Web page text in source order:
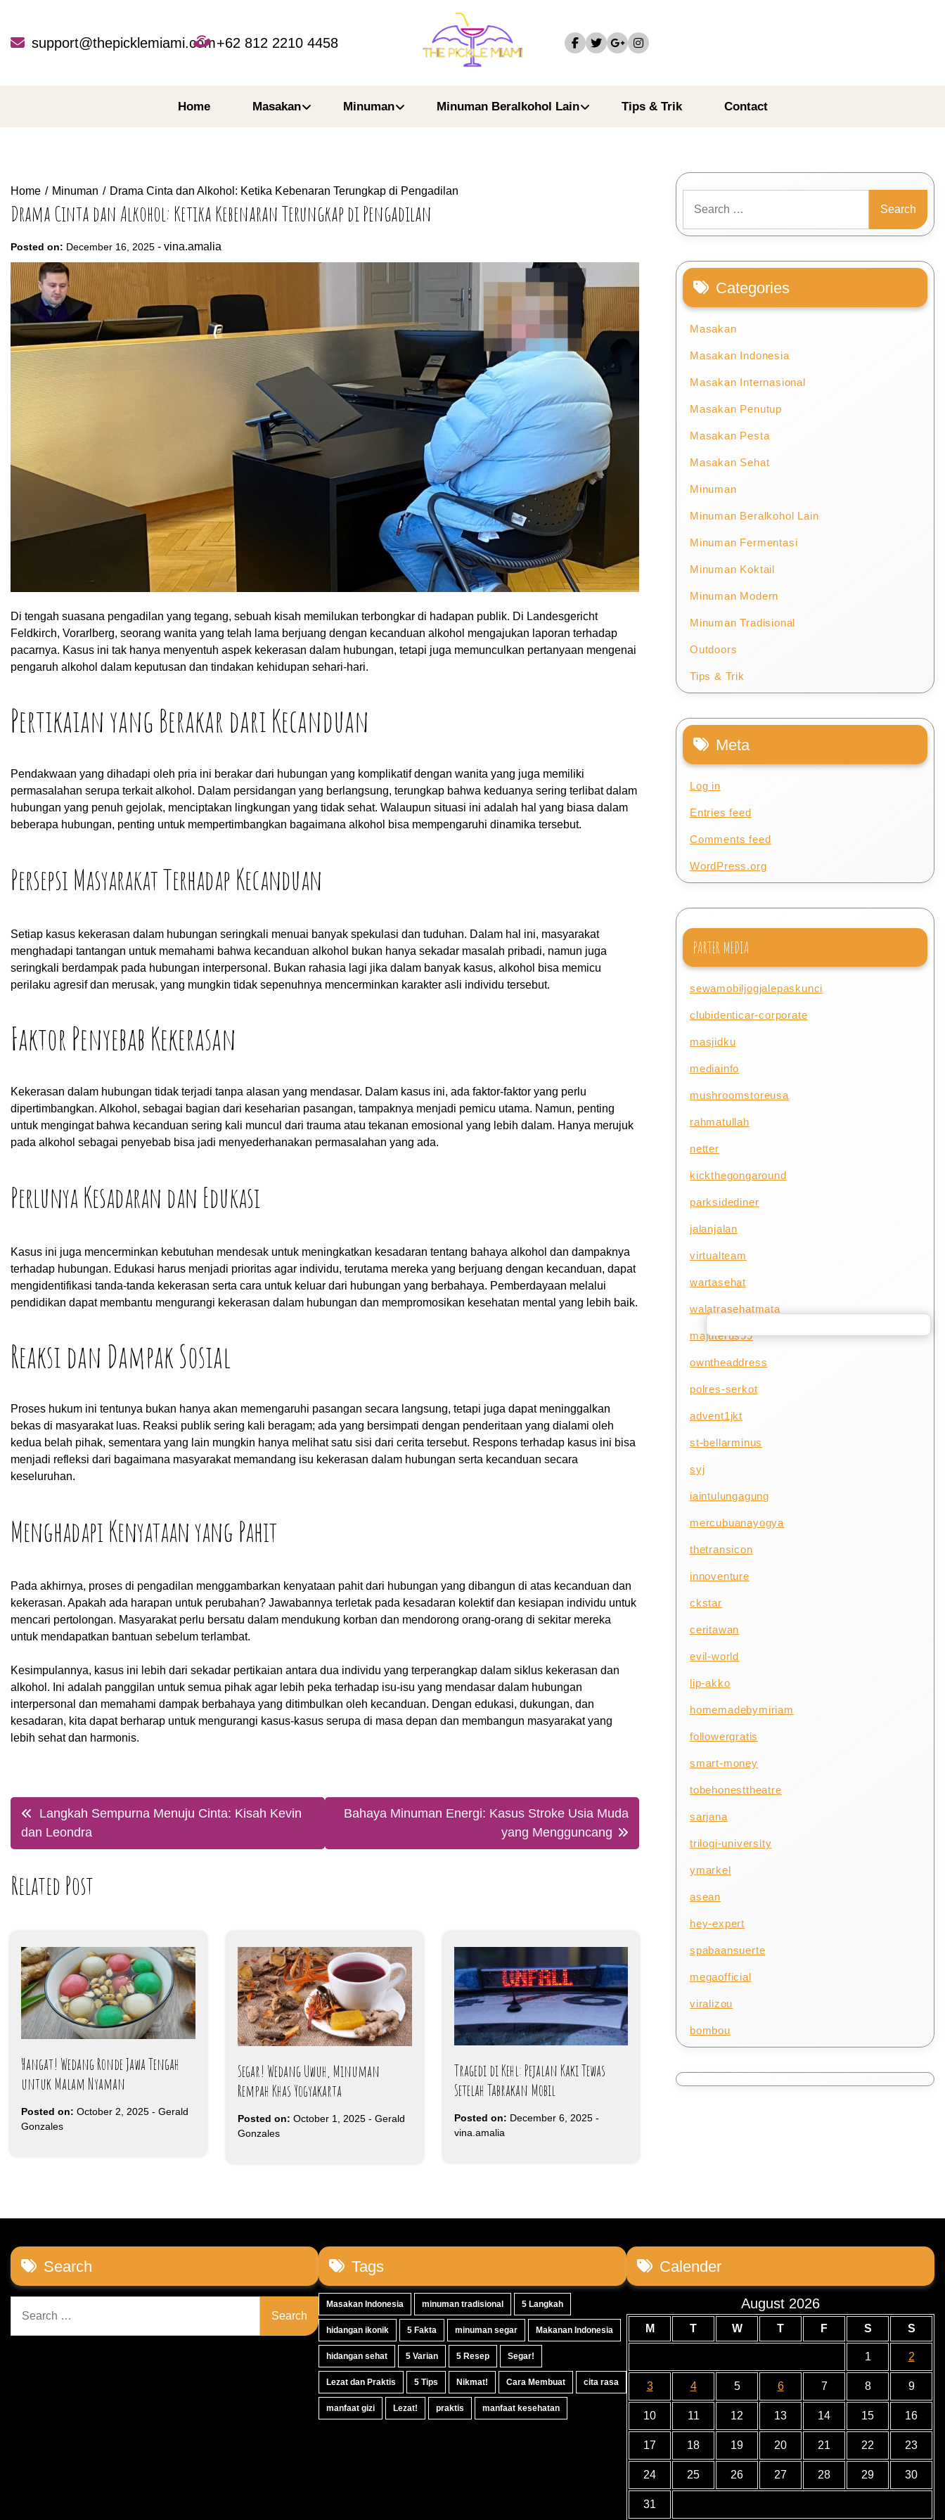
contentsupport@thepicklemiami.com+62 812 2210 4458
Home Masakan Minuman Minuman Beralkohol Lain Tips & Trik Contact
Home Minuman Drama Cinta dan Alkohol: Ketika Kebenaran Terungkap di Pengadilan
Drama Cinta dan Alkohol: Ketika Kebenaran Terungkap di Pengadilan
Posted on: December 16, 2025 - vina.amalia
Di tengah suasana pengadilan yang tegang, sebuah kisah memilukan terbongkar di hadapan publik. Di Landesgericht
Feldkirch, Vorarlberg, seorang wanita yang telah lama berjuang dengan kecanduan alkohol mengajukan laporan terhadap
pacarnya. Kasus ini tak hanya menyentuh aspek kekerasan dalam hubungan, tetapi juga memunculkan pertanyaan mengenai
pengaruh alkohol dalam keputusan dan tindakan kehidupan sehari-hari.
Pertikaian yang Berakar dari Kecanduan
Pendakwaan yang dihadapi oleh pria ini berakar dari hubungan yang komplikatif dengan wanita yang juga memiliki
permasalahan serupa terkait alkohol. Dalam persidangan yang berlangsung, terungkap bahwa keduanya sering terlibat dalam
hubungan yang penuh gejolak, menciptakan lingkungan yang tidak sehat. Walaupun situasi ini adalah hal yang biasa dalam
beberapa hubungan, penting untuk mempertimbangkan bagaimana alkohol bisa mempengaruhi dinamika tersebut.
Persepsi Masyarakat Terhadap Kecanduan
Setiap kasus kekerasan dalam hubungan seringkali menuai banyak spekulasi dan tuduhan. Dalam hal ini, masyarakat
menghadapi tantangan untuk memahami bahwa kecanduan alkohol bukan hanya sekadar masalah pribadi, namun juga
seringkali berdampak pada hubungan interpersonal. Bukan rahasia lagi jika dalam banyak kasus, alkohol bisa memicu
perilaku agresif dan merusak, yang mungkin tidak sepenuhnya mencerminkan karakter asli individu tersebut.
Faktor Penyebab Kekerasan
Kekerasan dalam hubungan tidak terjadi tanpa alasan yang mendasar. Dalam kasus ini, ada faktor-faktor yang perlu
dipertimbangkan. Alkohol, sebagai bagian dari keseharian pasangan, tampaknya menjadi pemicu utama. Namun, penting
untuk mengingat bahwa kecanduan sering kali muncul dari trauma atau tekanan emosional yang lebih dalam. Hanya merujuk
pada alkohol sebagai penyebab bisa jadi menyederhanakan permasalahan yang ada.
Perlunya Kesadaran dan Edukasi
Kasus ini juga mencerminkan kebutuhan mendesak untuk meningkatkan kesadaran tentang bahaya alkohol dan dampaknya
terhadap hubungan. Edukasi harus menjadi prioritas agar individu, terutama mereka yang berjuang dengan kecanduan, dapat
mengidentifikasi tanda-tanda kekerasan serta cara untuk keluar dari hubungan yang berbahaya. Pemberdayaan melalui
pendidikan dapat membantu mengurangi kekerasan dalam hubungan dan mempromosikan kesehatan mental yang lebih baik.
Reaksi dan Dampak Sosial
Proses hukum ini tentunya bukan hanya akan memengaruhi pasangan secara langsung, tetapi juga dapat meninggalkan
bekas di masyarakat luas. Reaksi publik sering kali beragam; ada yang bersimpati dengan penderitaan yang dialami oleh
kedua belah pihak, sementara yang lain mungkin hanya melihat satu sisi dari cerita tersebut. Respons terhadap kasus ini bisa
menjadi refleksi dari bagaimana masyarakat memandang isu kekerasan dalam hubungan serta kecanduan secara
keseluruhan.
Menghadapi Kenyataan yang Pahit
Pada akhirnya, proses di pengadilan menggambarkan kenyataan pahit dari hubungan yang dibangun di atas kecanduan dan
kekerasan. Apakah ada harapan untuk perubahan? Jawabannya terletak pada kesadaran kolektif dan kesiapan individu untuk
mencari pertolongan. Masyarakat perlu bersatu dalam mendukung korban dan mendorong orang-orang di sekitar mereka
untuk mendapatkan bantuan sebelum terlambat.
Kesimpulannya, kasus ini lebih dari sekadar pertikaian antara dua individu yang terperangkap dalam siklus kekerasan dan
alkohol. Ini adalah panggilan untuk semua pihak agar lebih peka terhadap isu-isu yang mendasar dalam hubungan
interpersonal dan memahami dampak berbahaya yang ditimbulkan oleh kecanduan. Dengan edukasi, dukungan, dan
kesadaran, kita dapat berharap untuk mengurangi kasus-kasus serupa di masa depan dan membangun masyarakat yang
lebih sehat dan harmonis.
Post
navigation
Langkah Sempurna Menuju Cinta: Kisah Kevin
dan Leondra
Bahaya Minuman Energi: Kasus Stroke Usia Muda
yang Mengguncang
Related Post
Hangat! Wedang Ronde Jawa Tengah
untuk Malam Nyaman
Posted on: October 2, 2025 - Gerald
Gonzales
Segar! Wedang Uwuh, Minuman
Rempah Khas Yogyakarta
Posted on: October 1, 2025- Gerald
Gonzales
Tragedi di Kehl: Pejalan Kaki Tewas
Setelah Tabrakan Mobil
Posted on: December 6, 2025-
vina.amalia
for:
Categories
Masakan
Masakan Indonesia
Masakan Internasional
Masakan Penutup
Masakan Pesta
Masakan Sehat
Minuman
Minuman Beralkohol Lain
Minuman Fermentasi
Minuman Koktail
Minuman Modern
Minuman Tradisional
Outdoors
Tips & Trik
Meta
Log in
Entries feed
Comments feed
WordPress.org
PARTER MEDIA
sewamobiljogjalepaskunci
clubidenticar-corporate
masjidku
mediainfo
mushroomstoreusa
rahmatullah
netter
kickthegongaround
parksidediner
jalanjalan
virtualteam
wartasehat
walatrasehatmata
majuterus99
owntheaddress
polres-serkot
advent1jkt
st-bellarminus
syj
iaintulungagung
mercubuanayogya
thetransicon
innoventure
ckstar
ceritawan
evil-world
lip-akko
homemadebymiriam
followergratis
smart-money
tobehonesttheatre
sarjana
trilogi-university
ymarkel
asean
hey-expert
spabaansuerte
megaofficial
viralizou
bombou
Search
for:
Tags
Masakan Indonesia minuman tradisional 5 Langkah
hidangan ikonik 5 Fakta minuman segar Makanan Indonesia
hidangan sehat 5 Varian 5 Resep Segar!
Lezat dan Praktis 5 Tips Nikmat! Cara Membuat cita rasa
manfaat gizi Lezat! praktis manfaat kesehatan
Calender
August 2026
M T W T F S S
1 2
3 4 5 6 7 8 9
10 11 12 13 14 15 16
17 18 19 20 21 22 23
24 25 26 27 28 29 30
31